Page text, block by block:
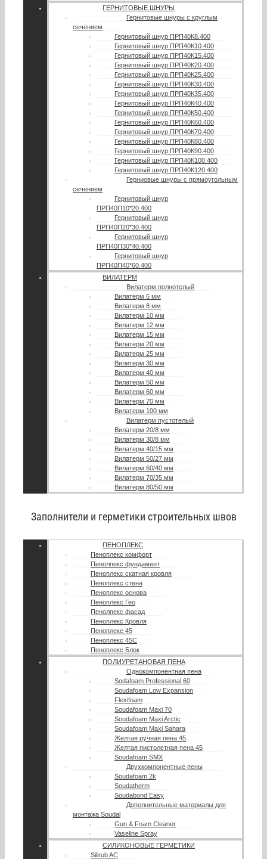
ГЕРНИТОВЫЕ ШНУРЫ
Гернитовые шнуры с круглым
сечением
Гернитовый шнур ПРП40К8.400
Гернитовый шнур ПРП40К10.400
Гернитовый шнур ПРП40К15.400
Гернитовый шнур ПРП40К20.400
Гернитовый шнур ПРП40К25.400
Гернитовый шнур ПРП40К30.400
Гернитовый шнур ПРП40К35.400
Гернитовый шнур ПРП40К40.400
Гернитовый шнур ПРП40К50.400
Гернитовый шнур ПРП40К60.400
Гернитовый шнур ПРП40К70.400
Гернитовый шнур ПРП40К80.400
Гернитовый шнур ПРП40К90.400
Гернитовый шнур ПРП40К100.400
Гернитовый шнур ПРП40К120.400
Герниовые шнуры с прямоугольным
сечением
Гернитовый шнур
ПРП40П10*20.400
Гернитовый шнур
ПРП40П20*30.400
Гернитовый шнур
ПРП40П30*40.400
Гернитовый шнур
ПРП40П40*60.400
ВИЛАТЕРМ
Вилатерм полнотелый
Вилатерм 6 мм
Вилатерм 8 мм
Вилатерм 10 мм
Вилатерм 12 мм
Вилатерм 15 мм
Вилатерм 20 мм
Вилатерм 25 мм
Вилитерм 30 мм
Вилатерм 40 мм
Вилатерм 50 мм
Вилатерм 60 мм
Вилатерм 70 мм
Вилатерм 100 мм
Вилатерм пустотелый
Вилатерм 20/8 мм
Вилатерм 30/8 мм
Вилатерм 40/15 мм
Вилатерм 50/27 мм
Вилатерм 60/40 мм
Вилатерм 70/35 мм
Вилатерм 80/50 мм
Заполнители и герметики строительных швов
ПЕНОПЛЕКС
Пеноплекс комфорт
Пенолпекс фундамент
Пеноплекс скатная кровля
Пеноплекс стена
Пеноплекс основа
Пеноплекс Гео
Пенолпекс фасад
Пеноплекс Кровля
Пеноплекс 45
Пеноплекс 45С
Пеноплекс Блок
ПОЛИУРЕТАНОВАЯ ПЕНА
Однокомпонентная пена
Sodafoam Professional 60
Soudafoam Low Expansion
Flexifoam
Soudafoam Maxi 70
Soudafoam Maxi Arctic
Soudafoam Maxi Sahara
Желтая ручная пена 45
Желтая пистолетная пена 45
Soudafoam SMX
Двухкомпонентные пены
Soudafoam 2k
Soudatherm
Soudabond Easy
Дополнительные материалы для
монтажа Soudal
Gun & Foam Cleaner
Vaseline Spray
СИЛИКОНОВЫЕ ГЕРМЕТИКИ
Silirub AC